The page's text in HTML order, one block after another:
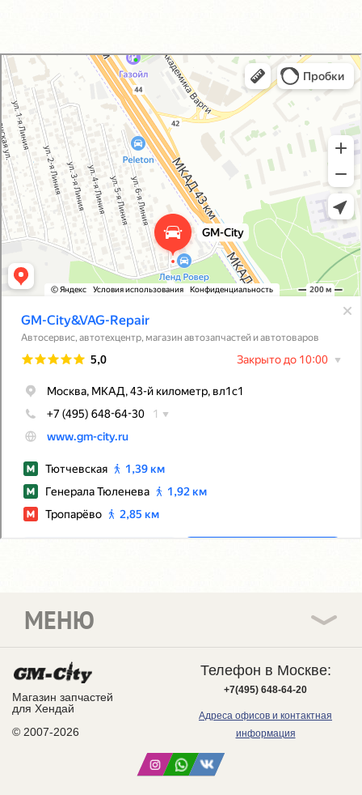
GM-City&VAG-Repair
Автосервис, автотехцентр в Москве
Магазин автозапчастей и автотоваров в Москве
Магазин запчастей
для Хендай
© 2007-2026
МЕНЮ
Телефон в Москве:
+7(495) 648-64-20
Адреса офисов и контактная
информация